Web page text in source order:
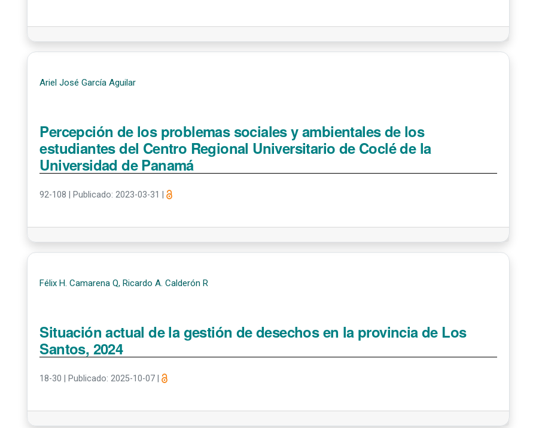
Ariel José García Aguilar
Percepción de los problemas sociales y ambientales de los
estudiantes del Centro Regional Universitario de Coclé de la
Universidad de Panamá
92-108 Publicado: 2023-03-31 |
Félix H. Camarena Q, Ricardo A. Calderón R
Situación actual de la gestión de desechos en la provincia de Los
Santos, 2024
18-30 Publicado: 2025-10-07 |